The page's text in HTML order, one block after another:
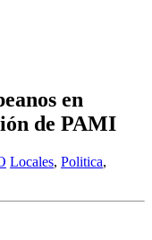
en
de PAMI
Locales, Politica,